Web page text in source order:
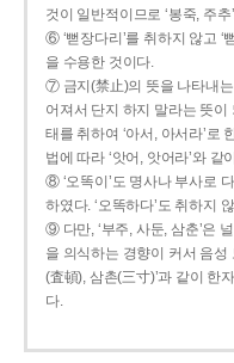
것이 일반적이므로 ‘봉죽, 주
⑥ ‘뻗장다리’를 취하지 않고 ‘
을 수용한 것이다.
⑦ 금지(禁止)의 뜻을 나타내는
어져서 단지 하지 말라는 뜻이
태를 취하여 ‘아서, 아서라’로
법에 따라 ‘앗어, 앗어라’와 같
⑧ ‘오똑이’도 명사나 부사로
하였다. ‘오똑하다’도 취하지
⑨ 다만, ‘부주, 사둔, 삼춘’은
을 의식하는 경향이 커서 음성
(査頓), 삼촌(三寸)’과 같이 한
다.